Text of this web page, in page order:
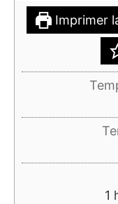
Imprimer
1